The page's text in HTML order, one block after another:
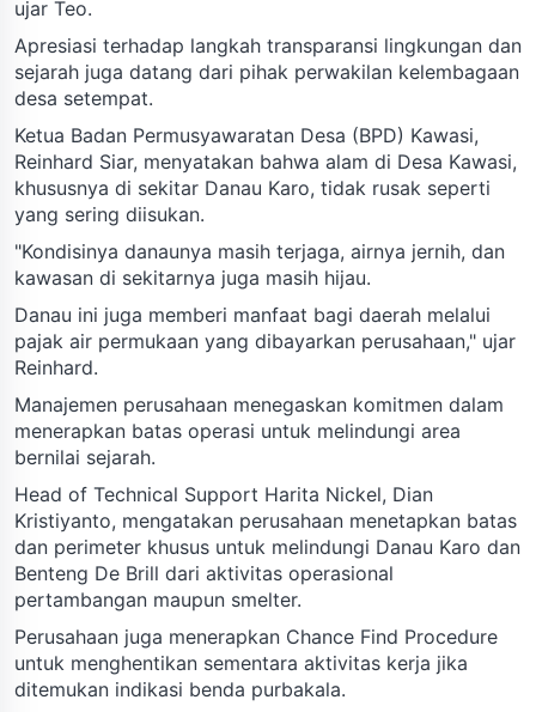
ujar Teo.
Apresiasi terhadap langkah transparansi lingkungan dan
sejarah juga datang dari pihak perwakilan kelembagaan
desa setempat.
Ketua Badan Permusyawaratan Desa (BPD) Kawasi,
Reinhard Siar, menyatakan bahwa alam di Desa Kawasi,
khususnya di sekitar Danau Karo, tidak rusak seperti
yang sering diisukan.
"Kondisinya danaunya masih terjaga, airnya jernih, dan
kawasan di sekitarnya juga masih hijau.
Danau ini juga memberi manfaat bagi daerah melalui
pajak air permukaan yang dibayarkan perusahaan," ujar
Reinhard.
Manajemen perusahaan menegaskan komitmen dalam
menerapkan batas operasi untuk melindungi area
bernilai sejarah.
Head of Technical Support Harita Nickel, Dian
Kristiyanto, mengatakan perusahaan menetapkan batas
dan perimeter khusus untuk melindungi Danau Karo dan
Benteng De Brill dari aktivitas operasional
pertambangan maupun smelter.
Perusahaan juga menerapkan Chance Find Procedure
untuk menghentikan sementara aktivitas kerja jika
ditemukan indikasi benda purbakala.